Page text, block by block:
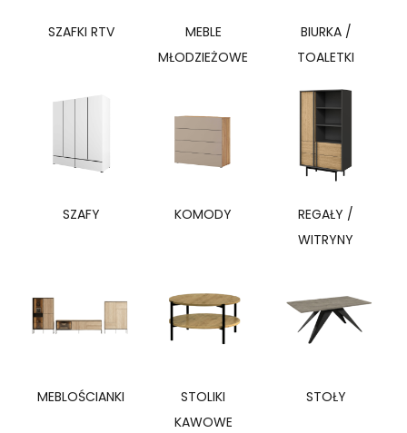
SZAFKI RTV
MEBLE
MŁODZIEŻOWE
BIURKA /
TOALETKI
SZAFY KOMODY
REGAŁY /
WITRYNY
MEBLOŚCIANKI
STOLIKI
KAWOWE
STOŁY